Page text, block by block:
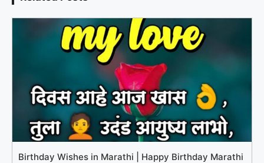
Birthday Wishes in Marathi | Happy Birthday Marathi